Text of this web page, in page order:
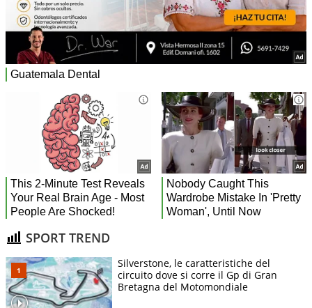
SPORT TREND
Silverstone, le caratteristiche del
circuito dove si corre il Gp di Gran
Bretagna del Motomondiale